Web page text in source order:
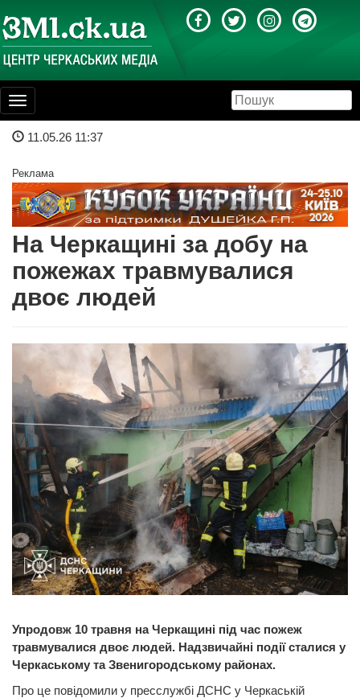
Toggle
navigation
11.05.26 11:37
Реклама
На Черкащині за добу на
пожежах травмувалися
двоє людей
Упродовж 10 травня на Черкащині під час пожеж
травмувалися двоє людей. Надзвичайні події сталися у
Черкаському та Звенигородському районах.
Про це повідомили у пресслужбі ДСНС у Черкаській